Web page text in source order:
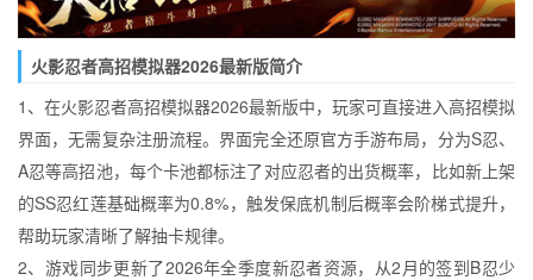
火影忍者高招模拟器2026最新版简介
1、在火影忍者高招模拟器2026最新版中，玩家可直接进入高招模拟
界面，无需复杂注册流程。界面完全还原官方手游布局，分为S忍、
A忍等高招池，每个卡池都标注了对应忍者的出货概率，比如新上架
的SS忍红莲基础概率为0.8%，触发保底机制后概率会阶梯式提升，
帮助玩家清晰了解抽卡规律。
2、游戏同步更新了2026年全季度新忍者资源，从2月的签到B忍少